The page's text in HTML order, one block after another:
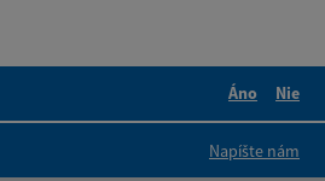
Áno
Nie
Napíšte nám